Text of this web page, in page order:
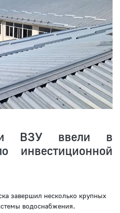
ВЗУ ввели в
инвестиционной
завершил несколько крупных
водоснабжения.